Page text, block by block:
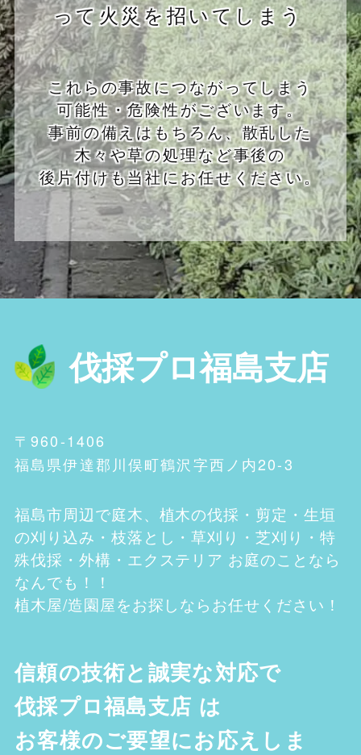
って火災を招いてしまう
これらの事故につながってしまう
可能性・危険性がございます。
事前の備えはもちろん、散乱した
木々や草の処理など事後の
後片付けも当社にお任せください。
伐採プロ福島支店
〒960-1406
福島県伊達郡川俣町鶴沢字西ノ内20-3
福島市周辺で庭木、植木の伐採・剪定・生垣
の刈り込み・枝落とし・草刈り・芝刈り・特
殊伐採・外構・エクステリア お庭のことなら
なんでも！！
植木屋/造園屋をお探しならお任せください！
信頼の技術と誠実な対応で
伐採プロ福島支店 は
お客様のご要望にお応えしま